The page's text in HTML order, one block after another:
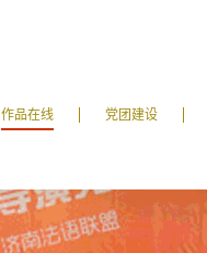
作品在线 党团建设